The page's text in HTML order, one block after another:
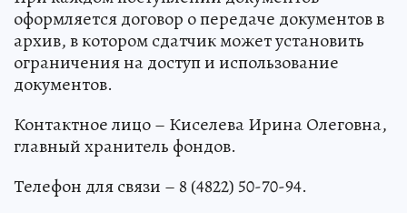
оформляется договор о передаче документов в
архив, в котором сдатчик может установить
ограничения на доступ и использование
документов.
Контактное лицо – Киселева Ирина Олеговна,
главный хранитель фондов.
Телефон для связи – 8 (4822) 50-70-94.